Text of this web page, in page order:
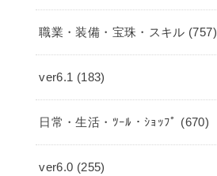
職業・装備・宝珠・スキル (757)
ver6.1 (183)
日常・生活・ﾂｰﾙ・ｼｮｯﾌﾟ (670)
ver6.0 (255)